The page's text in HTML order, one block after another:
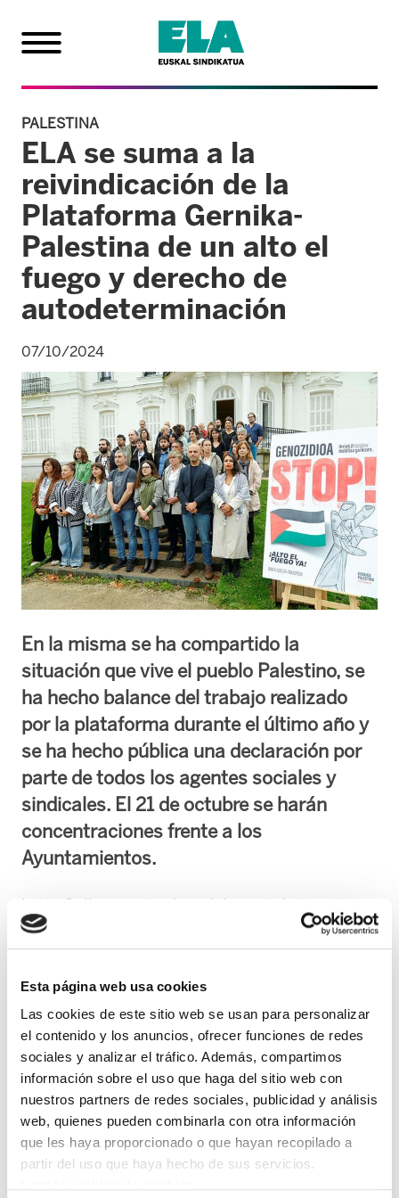
Esta página web usa cookies
Las cookies de este sitio web se usan para personalizar
el contenido y los anuncios, ofrecer funciones de redes
sociales y analizar el tráfico. Además, compartimos
información sobre el uso que haga del sitio web con
nuestros partners de redes sociales, publicidad y análisis
web, quienes pueden combinarla con otra información
que les haya proporcionado o que hayan recopilado a
partir del uso que haya hecho de sus servicios.
PALESTINA
ELA se suma a la
reivindicación de la
Plataforma Gernika-
Palestina de un alto el
fuego y derecho de
autodeterminación
07/10/2024
En la misma se ha compartido la
situación que vive el pueblo Palestino, se
ha hecho balance del trabajo realizado
por la plataforma durante el último año y
se ha hecho pública una declaración por
parte de todos los agentes sociales y
sindicales. El 21 de octubre se harán
concentraciones frente a los
Ayuntamientos.
Leire Gallego, miembro del comité ejecutivo y
responsable de acción social de ELA y Ioritz
Iglesias, responsable de acción social en
Gipuzkoa, han asistido a la comparecencia
convocada por la Plataforma ciudadana
Gernika Palestina.
La plataforma ha compartido la situación que
vive el pueblo palestino y en especial, la franja
de Gaza. Todas las organizaciones han
mostrado su preocupación ante la escalada de
violencia que está ejerciendo el estado de